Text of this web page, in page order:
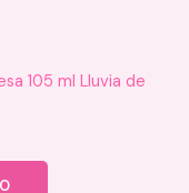
105 ml Lluvia de